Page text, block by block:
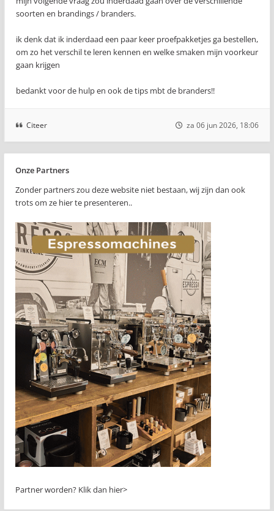
soorten en brandings / branders.
ik denk dat ik inderdaad een paar keer proefpakketjes ga bestellen,
om zo het verschil te leren kennen en welke smaken mijn voorkeur
gaan krijgen
bedankt voor de hulp en ook de tips mbt de branders!!
Citeer za 06 jun 2026, 18:06
Onze Partners
Zonder partners zou deze website niet bestaan, wij zijn dan ook
trots om ze hier te presenteren..
Partner worden? Klik dan hier>